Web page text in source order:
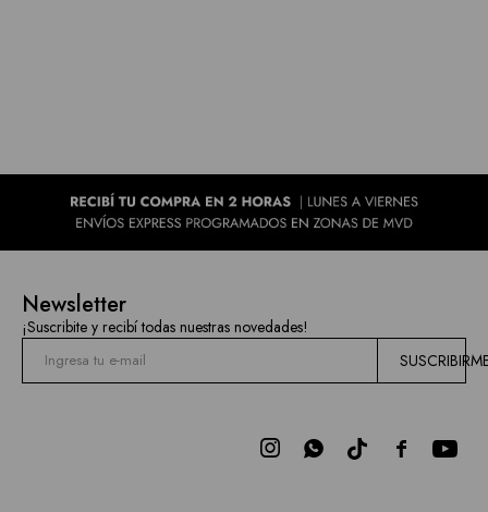
Newsletter
¡Suscribite y recibí todas nuestras novedades!

 